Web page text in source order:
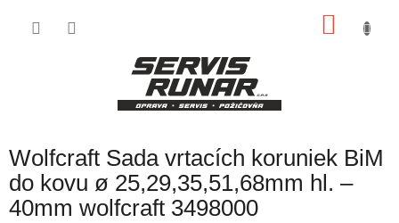
Wolfcraft Sada vrtacích koruniek BiM
do kovu ø 25,29,35,51,68mm hl. –
40mm wolfcraft 3498000